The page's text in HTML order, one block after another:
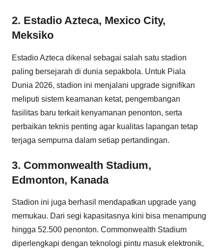
2. Estadio Azteca, Mexico City,
Meksiko
Estadio Azteca dikenal sebagai salah satu stadion
paling bersejarah di dunia sepakbola. Untuk Piala
Dunia 2026, stadion ini menjalani upgrade signifikan
meliputi sistem keamanan ketat, pengembangan
fasilitas baru terkait kenyamanan penonton, serta
perbaikan teknis penting agar kualitas lapangan tetap
terjaga sempurna dalam setiap pertandingan.
3. Commonwealth Stadium,
Edmonton, Kanada
Stadion ini juga berhasil mendapatkan upgrade yang
memukau. Dari segi kapasitasnya kini bisa menampung
hingga 52.500 penonton. Commonwealth Stadium
diperlengkapi dengan teknologi pintu masuk elektronik,